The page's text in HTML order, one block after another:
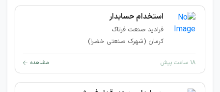
استخدام حسابدار
فرادید صنعت فرتاک
کرمان (شهرک صنعتی خضرا)
۱۸ ساعت پیش مشاهده